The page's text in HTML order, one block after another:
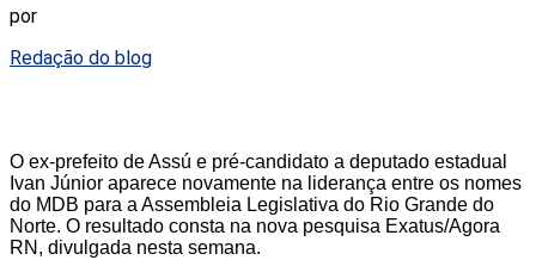
por
Redação do blog
O ex-prefeito de Assú e pré-candidato a deputado estadual
Ivan Júnior aparece novamente na liderança entre os nomes
do MDB para a Assembleia Legislativa do Rio Grande do
Norte. O resultado consta na nova pesquisa Exatus/Agora
RN, divulgada nesta semana.